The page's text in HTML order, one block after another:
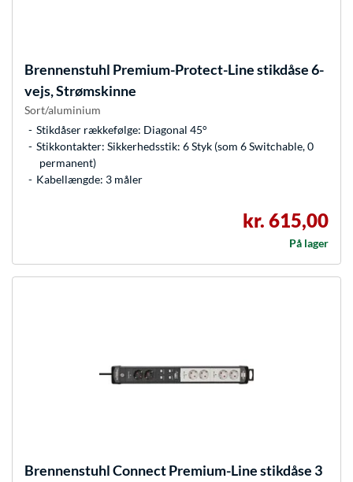
Brennenstuhl Premium-Protect-Line stikdåse 6-
vejs, Strømskinne
Sort/aluminium
Stikdåser rækkefølge: Diagonal 45°
Stikkontakter: Sikkerhedsstik: 6 Styk (som 6 Switchable, 0
permanent)
Kabellængde: 3 måler
kr. 615,00
På lager
BrennenstuhlConnect Premium-Line stikdåse 3